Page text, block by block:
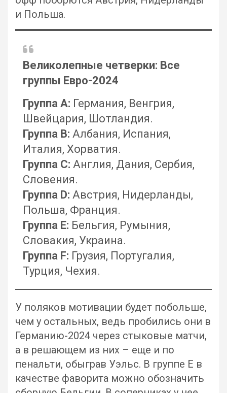
и Польша.
Великолепные четверки: Все
группы Евро-2024
Группа А: Германия, Венгрия,
Швейцария, Шотландия.
Группа В: Албания, Испания,
Италия, Хорватия.
Группа С: Англия, Дания, Сербия,
Словения.
Группа D: Австрия, Нидерланды,
Польша, Франция.
Группа Е: Бельгия, Румыния,
Словакия, Украина.
Группа F: Грузия, Португалия,
Турция, Чехия.
У поляков мотивации будет побольше,
чем у остальных, ведь пробились они в
Германию-2024 через стыковые матчи,
а в решающем из них – еще и по
пенальти, обыграв Уэльс. В группе E в
качестве фаворита можно обозначить